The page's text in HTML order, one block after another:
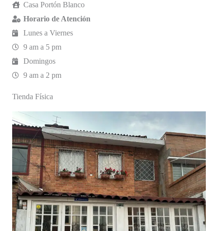
Casa Portón Blanco
Horario de Atención
Lunes a Viernes
9 am a 5 pm
Domingos
9 am a 2 pm
Tienda Física